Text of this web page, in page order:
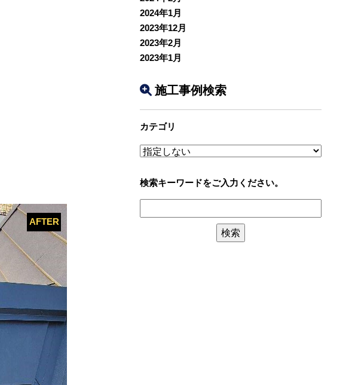
2024年1月
2023年12月
2023年2月
2023年1月
施工事例検索
カテゴリ
検索キーワードをご入力ください。